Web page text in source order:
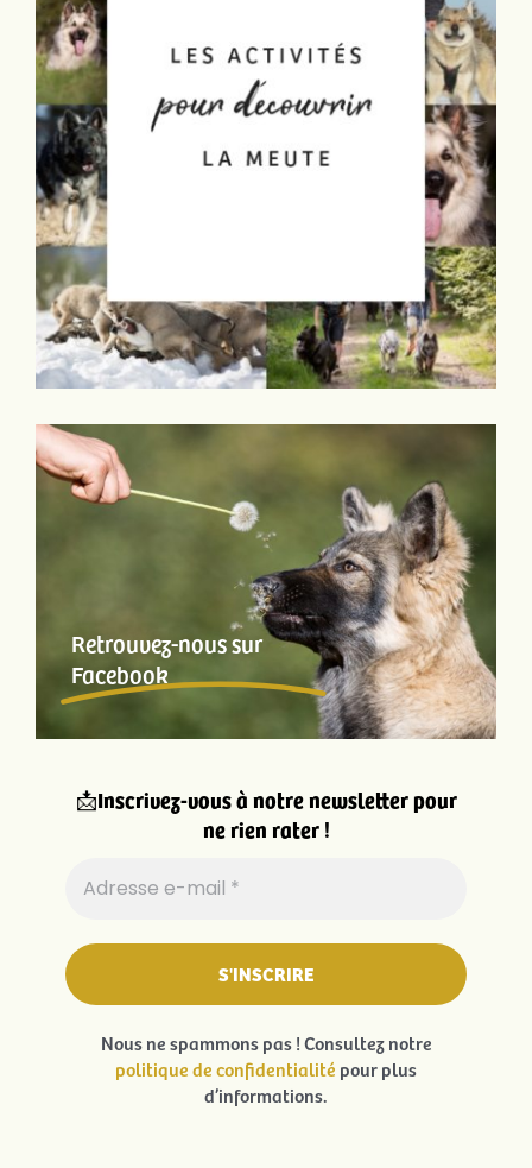
Retrouvez-nous sur
Facebook
📩Inscrivez-vous à notre newsletter pour
ne rien rater !
Nous ne spammons pas ! Consultez notre
politique de confidentialité pour plus
d’informations.